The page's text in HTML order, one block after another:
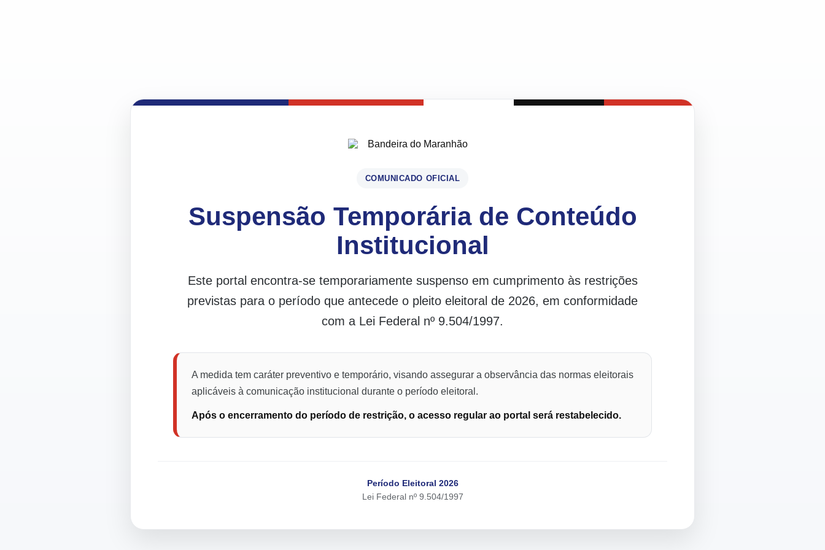
COMUNICADO OFICIAL
Suspensão Temporária de Conteúdo
Institucional
Este portal encontra-se temporariamente suspenso em cumprimento às restrições
previstas para o período que antecede o pleito eleitoral de 2026, em conformidade
com a Lei Federal nº 9.504/1997.
A medida tem caráter preventivo e temporário, visando assegurar a observância das normas eleitorais
aplicáveis à comunicação institucional durante o período eleitoral.
Após o encerramento do período de restrição, o acesso regular ao portal será restabelecido.
Período Eleitoral 2026
Lei Federal nº 9.504/1997